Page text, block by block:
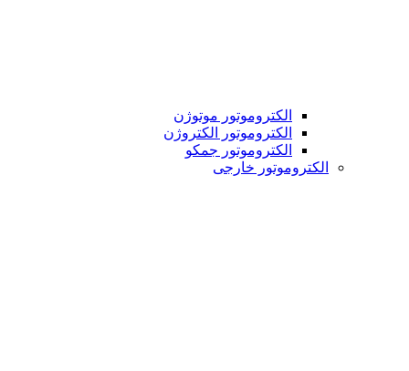
الکتروموتور موتوژن
الکتروموتور الکتروژن
الکتروموتور جمکو
الکتروموتور خارجی